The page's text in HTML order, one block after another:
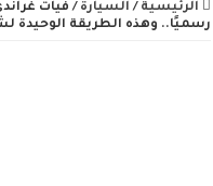
الرئيسية / السيارة / فيات
رسميًا.. وهذه الطريقة الوحيدة